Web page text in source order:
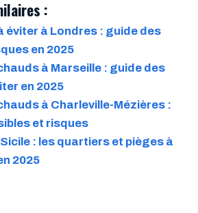
:
éviter à Londres : guide des
en 2025
à Marseille : guide des
en 2025
à Charleville-Mézières :
et risques
: les quartiers et pièges à
2025